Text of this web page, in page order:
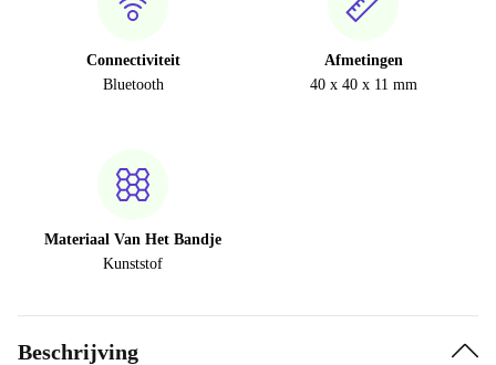
Connectiviteit
Bluetooth
Afmetingen
40 x 40 x 11 mm
Materiaal Van Het Bandje
Kunststof
Beschrijving